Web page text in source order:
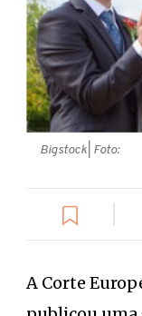
Bigstock | Foto:
A Corte